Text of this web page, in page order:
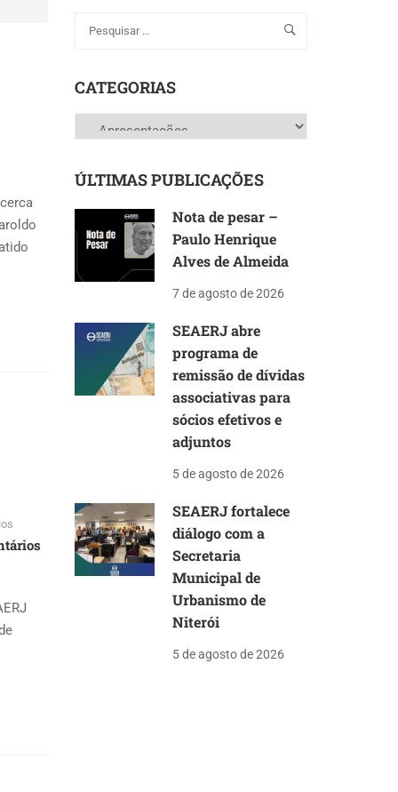
CATEGORIAS
Categorias
ÚLTIMAS PUBLICAÇÕES
Nota de pesar –
Paulo Henrique
Alves de Almeida
7 de agosto de 2026
SEAERJ abre
programa de
remissão de dívidas
associativas para
sócios efetivos e
adjuntos
5 de agosto de 2026
SEAERJ fortalece
diálogo com a
Secretaria
Municipal de
Urbanismo de
Niterói
5 de agosto de 2026